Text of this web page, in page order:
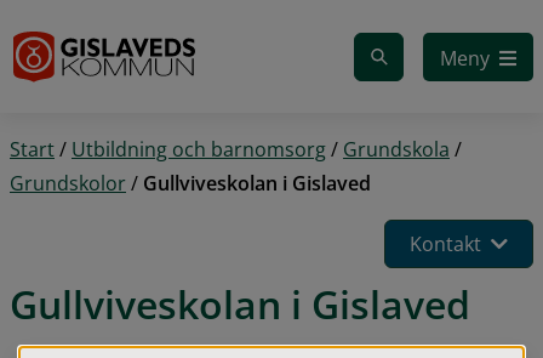
Meny
Start/ Utbildning och barnomsorg/ Grundskola /
Grundskolor/ Gullviveskolan i Gislaved
Kontakt
Gullviveskolan i Gislaved